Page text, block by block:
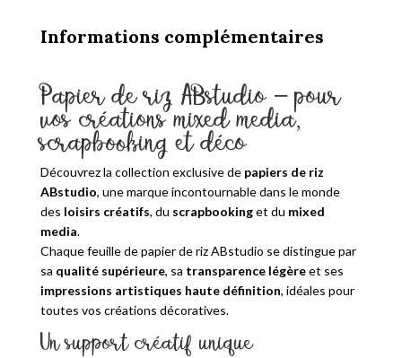
Informations complémentaires
Papier de riz ABstudio – pour
vos créations mixed media,
scrapbooking et déco
Découvrez la collection exclusive de papiers de riz
ABstudio, une marque incontournable dans le monde
des loisirs créatifs, du scrapbookinget du mixed
media.
Chaque feuille de papier de riz ABstudio se distingue par
sa qualité supérieure, sa transparence légèreet ses
impressions artistiques haute définition, idéales pour
toutes vos créations décoratives.
Un support créatif unique